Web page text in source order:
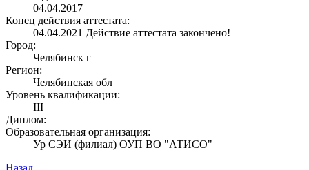
04.04.2017
Конец действия аттестата:
04.04.2021 Действие аттестата закончено!
Город:
Челябинск г
Регион:
Челябинская обл
Уровень квалификации:
III
Диплом:
Образовательная организация:
Ур СЭИ (филиал) ОУП ВО "АТИСО"